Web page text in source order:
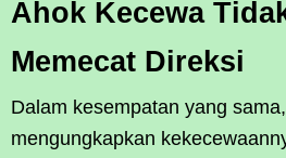
Ahok Kecewa
Memecat Direksi
Dalam kesempatan yang
mengungkapkan